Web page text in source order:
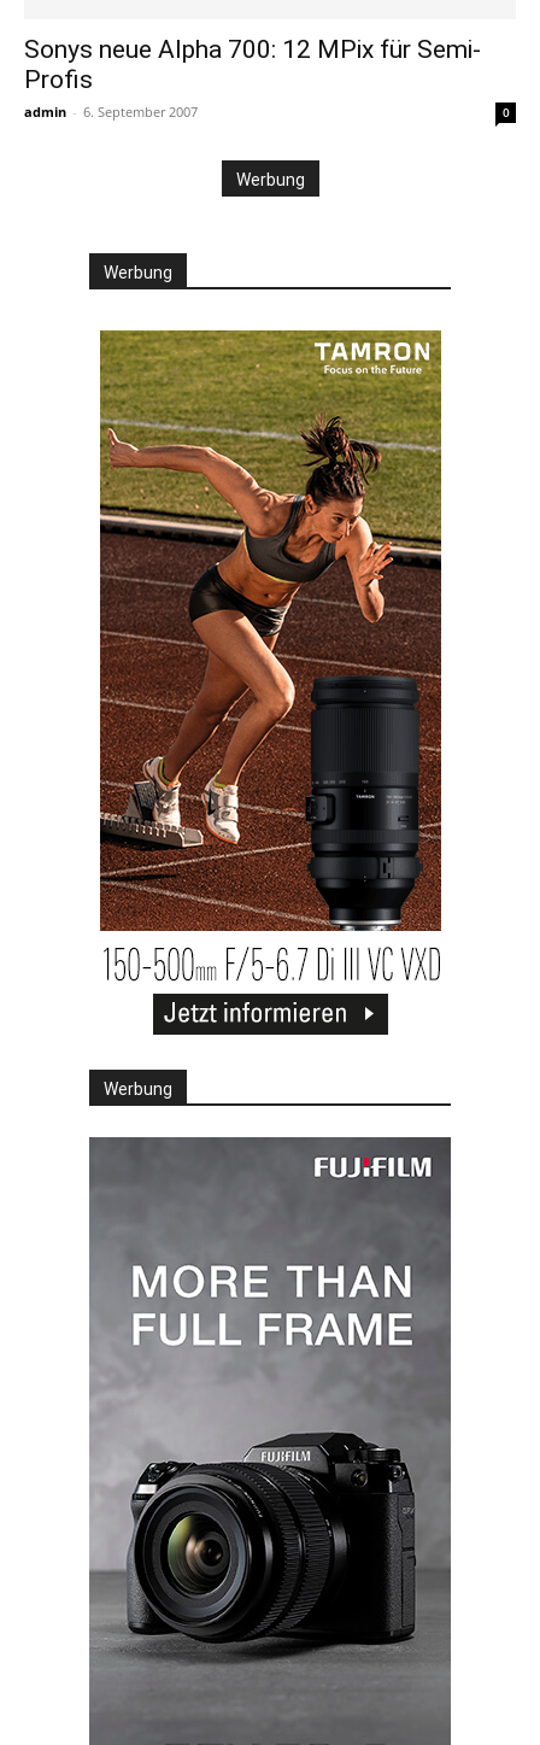
Sonys neue Alpha 700: 12 MPix für Semi-
Profis
admin - 6. September 2007 0
Werbung
Werbung
Werbung